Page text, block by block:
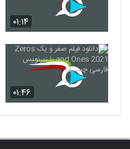
۰۱:۱۴
۰۱:۴۶